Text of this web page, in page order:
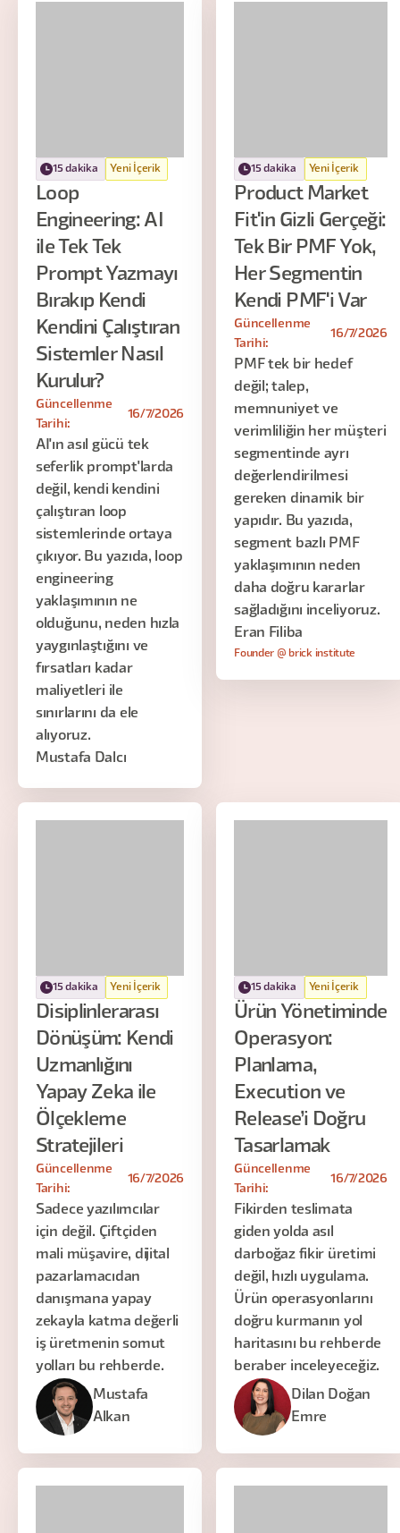
15 dakika Yeni İçerik
Loop
Engineering: AI
ile Tek Tek
Prompt Yazmayı
Bırakıp Kendi
Kendini Çalıştıran
Sistemler Nasıl
Kurulur?
Güncellenme
Tarihi:
16/7/2026
AI'ın asıl gücü tek
seferlik prompt'larda
değil, kendi kendini
çalıştıran loop
sistemlerinde ortaya
çıkıyor. Bu yazıda, loop
engineering
yaklaşımının ne
olduğunu, neden hızla
yaygınlaştığını ve
fırsatları kadar
maliyetleri ile
sınırlarını da ele
alıyoruz.
Mustafa Dalcı
15 dakika Yeni İçerik
Product Market
Fit'in Gizli Gerçeği:
Tek Bir PMF Yok,
Her Segmentin
Kendi PMF'i Var
Güncellenme
Tarihi:
16/7/2026
PMF tek bir hedef
değil; talep,
memnuniyet ve
verimliliğin her müşteri
segmentinde ayrı
değerlendirilmesi
gereken dinamik bir
yapıdır. Bu yazıda,
segment bazlı PMF
yaklaşımının neden
daha doğru kararlar
sağladığını inceliyoruz.
Eran Filiba
Founder @ brick institute
15 dakika Yeni İçerik
Disiplinlerarası
Dönüşüm: Kendi
Uzmanlığını
Yapay Zeka ile
Ölçekleme
Stratejileri
Güncellenme
Tarihi:
16/7/2026
Sadece yazılımcılar
için değil. Çiftçiden
mali müşavire, dijital
pazarlamacıdan
danışmana yapay
zekayla katma değerli
iş üretmenin somut
yolları bu rehberde.
Mustafa
Alkan
15 dakika Yeni İçerik
Ürün Yönetiminde
Operasyon:
Planlama,
Execution ve
Release’i Doğru
Tasarlamak
Güncellenme
Tarihi:
16/7/2026
Fikirden teslimata
giden yolda asıl
darboğaz fikir üretimi
değil, hızlı uygulama.
Ürün operasyonlarını
doğru kurmanın yol
haritasını bu rehberde
beraber inceleyeceğiz.
Dilan Doğan
Emre